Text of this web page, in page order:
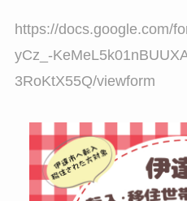
https://docs.google.com/
yCz_-
3RoKtX55Q/viewform